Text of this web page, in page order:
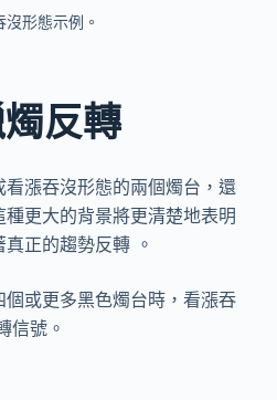
沒形態示例。
反轉
漲吞沒形態的兩個燭台，還
更大的背景將更清楚地表明
正的趨勢反轉 。
或更多黑色燭台時，看漲吞
信號。